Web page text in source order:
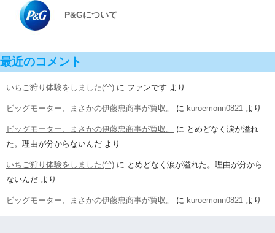
P&Gについて
最近のコメント
いちご狩り体験をしました(^^) に ファンです より
ビッグモーター、まさかの伊藤忠商事が買収。 に kuroemonn0821 より
ビッグモーター、まさかの伊藤忠商事が買収。 に とめどなく涙が溢れ
た。理由が分からないんだ より
いちご狩り体験をしました(^^) に とめどなく涙が溢れた。理由が分から
ないんだ より
ビッグモーター、まさかの伊藤忠商事が買収。 に kuroemonn0821 より